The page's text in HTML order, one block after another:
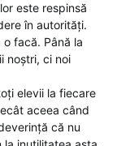
este respinsă
în autorități.
facă. Până la
noștri, ci noi
elevii la fiecare
aceea când
că nu